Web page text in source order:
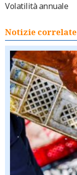
Volatilità annuale
Notizie correlate